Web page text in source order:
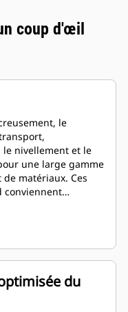
coup d'œil
le
le nivellement et le
une large gamme
matériaux. Ces
conviennent
et d'autres
plus
du